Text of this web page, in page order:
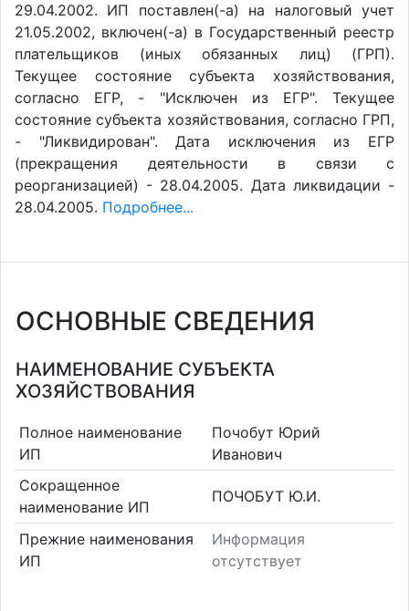
29.04.2002. ИП поставлен(-a) на налоговый учет
21.05.2002, включен(-a) в Государственный реестр
плательщиков (иных обязанных лиц) (ГРП).
Текущее состояние субъекта хозяйствования,
согласно ЕГР, - "Исключен из ЕГР". Текущее
состояние субъекта хозяйствования, согласно ГРП,
- "Ликвидирован". Дата исключения из ЕГР
(прекращения деятельности в связи с
реорганизацией) - 28.04.2005. Дата ликвидации -
28.04.2005. Подробнее...
ОСНОВНЫЕ СВЕДЕНИЯ
НАИМЕНОВАНИЕ СУБЪЕКТА
ХОЗЯЙСТВОВАНИЯ
Полное наименование
ИП
Почобут Юрий
Иванович
Сокращенное
наименование ИП
ПОЧОБУТ Ю.И.
Прежние наименования
ИП
Информация
отсутствует